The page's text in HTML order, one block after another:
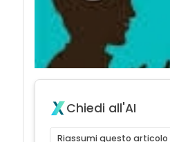
Chiedi all'AI
Riassumi questo articolo